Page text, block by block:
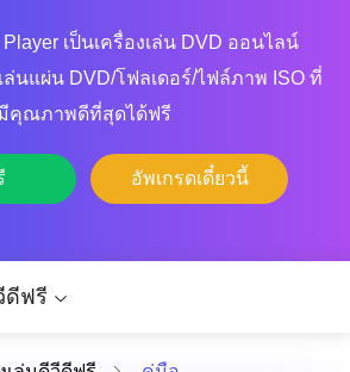
เป็นเครื่องเล่น DVD ออนไลน์
นแผ่น DVD/โฟลเดอร์/ไฟล์ภาพ ISO ที่
คุณภาพดีที่สุดได้ฟรี
อัพเกรดเดี๋ยวนี้
ดีฟรี